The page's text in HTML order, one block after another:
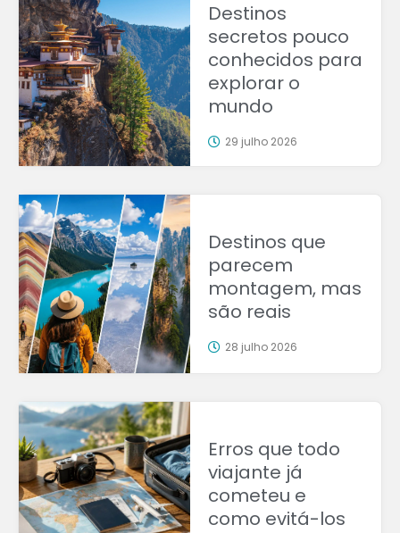
Destinos
secretos pouco
conhecidos para
explorar o
mundo
29 julho 2026
Destinos que
parecem
montagem, mas
são reais
28 julho 2026
Erros que todo
viajante já
cometeu e
como evitá-los